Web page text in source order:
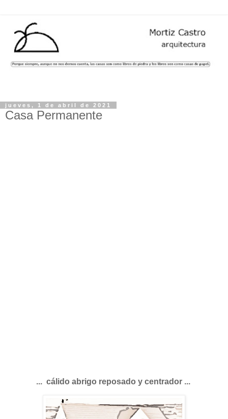
jueves, 1 de abril de 2021
Casa Permanente
... cálido abrigo reposado y centrador ...